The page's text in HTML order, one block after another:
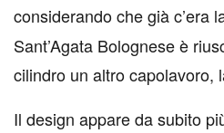
considerando che già c’era
Sant’Agata Bolognese è
cilindro un altro capolavoro,
Il design appare da subito